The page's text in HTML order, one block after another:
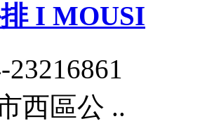
I MOUSI
西區公 ..